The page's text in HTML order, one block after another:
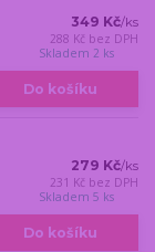
349 Kč/ks
288 Kč bez DPH
Skladem 2 ks
Do košíku
279 Kč/ks
231 Kč bez DPH
Skladem 5 ks
Do košíku